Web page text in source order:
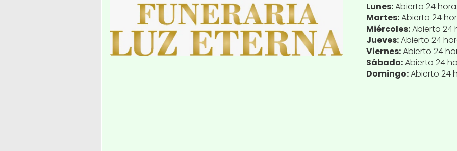
Lunes:Abierto 24
Martes:Abierto 24
Miércoles:Abierto 24
Jueves:Abierto 24
Viernes:Abierto 24
Sábado:Abierto 24
Domingo:Abierto 24